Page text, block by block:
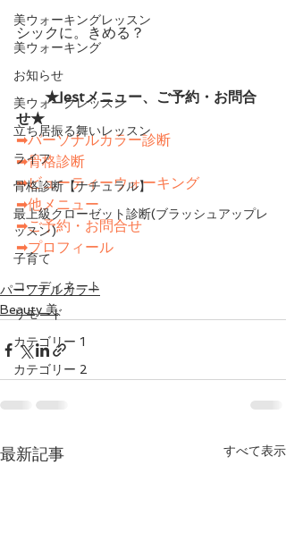
美ウォーキングレッスン
美ウォーキング
お知らせ
美ウォークレッスン
立ち居振る舞いレッスン
ライフ
骨格診断【ナチュラル】
最上級クローゼット診断(ブラッシュアップレ
ッスン)
子育て
コーディネート
リモード
カテゴリー 1
カテゴリー 2
シックに。きめる？
★Iestメニュー、ご予約・お問合
せ★
➡パーソナルカラー診断
➡骨格診断
➡ビューティーウォーキング
➡他メニュー
➡ご予約・お問合せ
➡プロフィール
パーソナルカラー
Beauty 美
最新記事 すべて表示